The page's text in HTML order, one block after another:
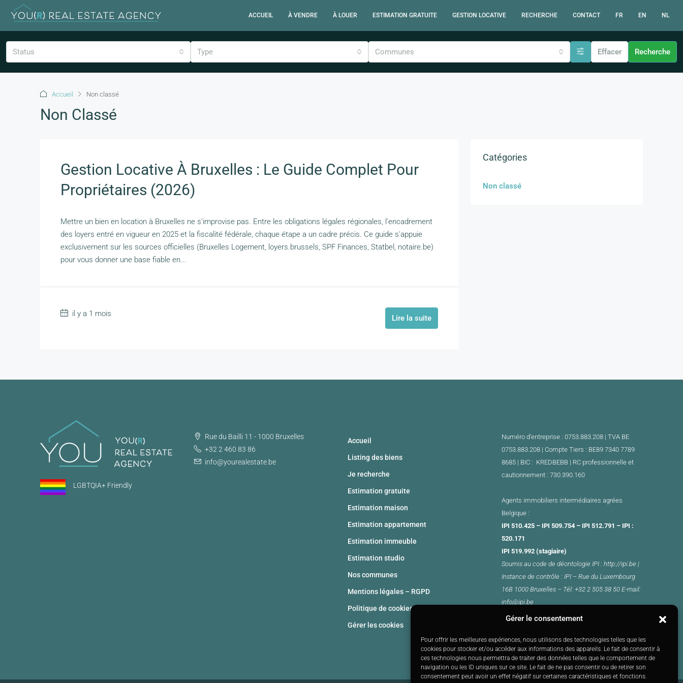
Gérer le consentement
Pour offrir les meilleures expériences, nous utilisons des technologies telles que les
cookies pour stocker et/ou accéder aux informations des appareils. Le fait de consentir à
ces technologies nous permettra de traiter des données telles que le comportement de
navigation ou les ID uniques sur ce site. Le fait de ne pas consentir ou de retirer son
consentement peut avoir un effet négatif sur certaines caractéristiques et fonctions.
ACCUEIL À VENDRE À LOUER ESTIMATION GRATUITE GESTION LOCATIVE RECHERCHE CONTACT FR EN NL
Status Type Communes Effacer Recherche
Accueil Non classé
Non Classé
Gestion Locative À Bruxelles : Le Guide Complet Pour
Propriétaires (2026)
Mettre un bien en location à Bruxelles ne s'improvise pas. Entre les obligations légales régionales, l'encadrement
des loyers entré en vigueur en 2025 et la fiscalité fédérale, chaque étape a un cadre précis. Ce guide s'appuie
exclusivement sur les sources officielles (Bruxelles Logement, loyers.brussels, SPF Finances, Statbel, notaire.be)
pour vous donner une base fiable en...
il y a 1 mois Lire la suite
Catégories
Non classé
LGBTQIA+ Friendly
Rue du Bailli 11 - 1000 Bruxelles
+32 2 460 83 86
info@yourealestate.be
Accueil
Listing des biens
Je recherche
Estimation gratuite
Estimation maison
Estimation appartement
Estimation immeuble
Estimation studio
Nos communes
Mentions légales – RGPD
Politique de cookies (UE)
Gérer les cookies
Numéro d’entreprise : 0753.883.208 | TVA BE
0753.883.208 | Compte Tiers : BE89 7340 7789
8685 | BIC : KREDBEBB | RC professionnelle et
cautionnement : 730.390.160
Agents immobiliers intermédiaires agrées
Belgique :
IPI 510.425 – IPI 509.754 – IPI 512.791 – IPI :
520.171
IPI 519.992 (stagiaire)
Soumis au code de déontologie IPI : http://ipi.be |
Instance de contrôle : IPI – Rue du Luxembourg
16B 1000 Bruxelles – Tél: +32 2 505 38 50 E-mail:
info@ipi.be